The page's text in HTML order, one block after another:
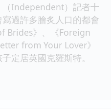
（Independent）記者十
過許多膾炙人口的都會
Brides》、《Foreign
from Your Lover》
定居英國克羅斯特。